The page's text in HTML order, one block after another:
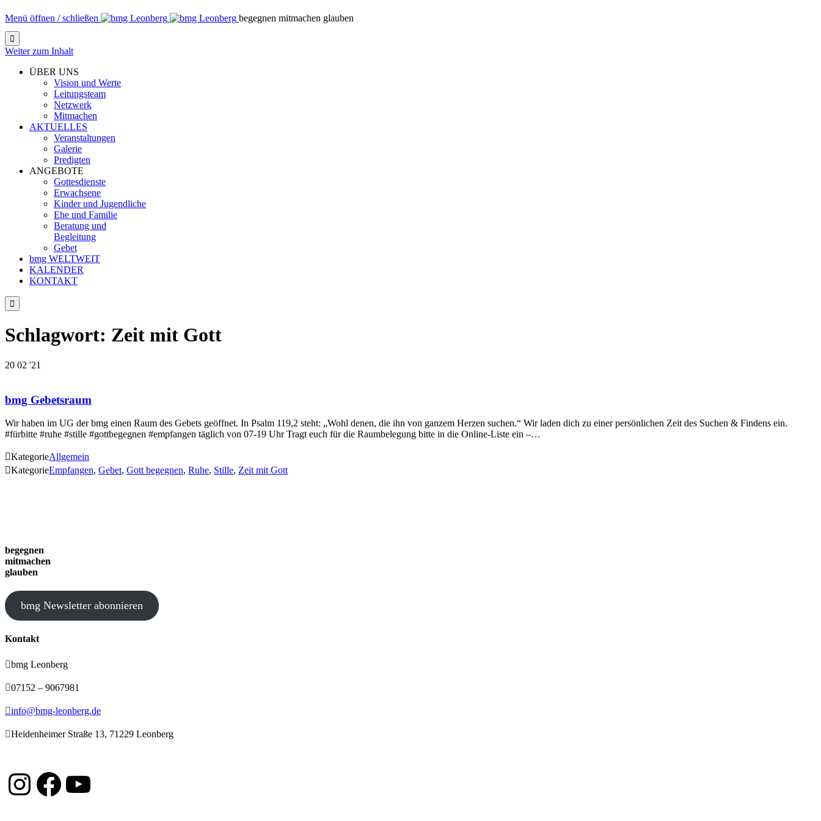
Menü öffnen / schließen begegnen mitmachen glauben

Weiter zum Inhalt
ÜBER UNS
Vision und Werte
Leitungsteam
Netzwerk
Mitmachen
AKTUELLES
Veranstaltungen
Galerie
Predigten
ANGEBOTE
Gottesdienste
Erwachsene
Kinder und Jugendliche
Ehe und Familie
Beratung und
Begleitung
Gebet
bmg WELTWEIT
KALENDER
KONTAKT

Schlagwort: Zeit mit Gott
20 02 '21
bmg Gebetsraum
Wir haben im UG der bmg einen Raum des Gebets geöffnet. In Psalm 119,2 steht: „Wohl denen, die ihn von ganzem Herzen suchen.“ Wir laden dich zu einer persönlichen Zeit des Suchen & Findens ein.
#fürbitte #ruhe #stille #gottbegegnen #empfangen täglich von 07-19 Uhr Tragt euch für die Raumbelegung bitte in die Online-Liste ein –…
KategorieAllgemein
KategorieEmpfangen, Gebet, Gott begegnen, Ruhe, Stille, Zeit mit Gott
begegnen
mitmachen
glauben
bmg Newsletter abonnieren
Kontakt
bmg Leonberg
07152 – 9067981
info@bmg-leonberg.de
Heidenheimer Straße 13, 71229 Leonberg
Instagram
Facebook
YouTube